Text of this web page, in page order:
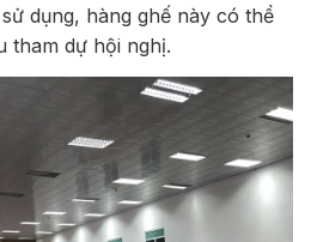
dụng, hàng ghế này có thể
tham dự hội nghị.